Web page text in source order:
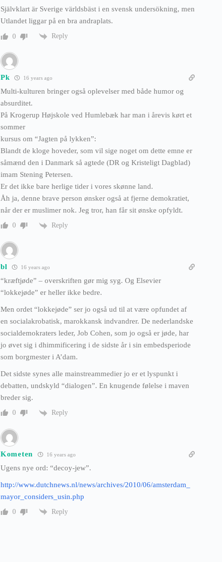
Självklart är Sverige världsbäst i en svensk undersökning, men
Utlandet liggar på en bra andraplats.
0 Reply
Pk 16 years ago
Multi-kulturen bringer også oplevelser med både humor og
absurditet.
På Krogerup Højskole ved Humlebæk har man i årevis kørt et
sommer
kursus om “Jagten på lykken”:
Blandt de kloge hoveder, som vil sige noget om dette emne er
såmænd den i Danmark så agtede (DR og Kristeligt Dagblad)
imam Stening Petersen.
Er det ikke bare herlige tider i vores skønne land.
Åh ja, denne brave person ønsker også at fjerne demokratiet,
når der er muslimer nok. Jeg tror, han får sit ønske opfyldt.
0 Reply
bl 16 years ago
“kræftjøde” – overskriften gør mig syg. Og Elsevier
“lokkejøde” er heller ikke bedre.
Men ordet “lokkejøde” ser jo også ud til at være opfundet af
en socialakrobatisk, marokkansk indvandrer. De nederlandske
socialdemokraters leder, Job Cohen, som jo også er jøde, har
jo øvet sig i dhimmificering i de sidste år i sin embedsperiode
som borgmester i A’dam.
Det sidste synes alle mainstreammedier jo er et lyspunkt i
debatten, undskyld “dialogen”. En knugende følelse i maven
breder sig.
0 Reply
Kometen 16 years ago
Ugens nye ord: “decoy-jew”.
http://www.dutchnews.nl/news/archives/2010/06/amsterdam_
mayor_considers_usin.php
0 Reply